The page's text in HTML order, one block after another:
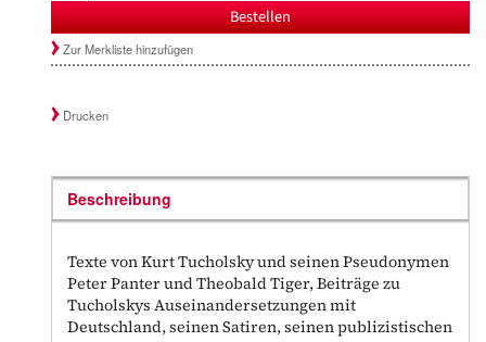
Bestellen
Zur Merkliste hinzufügen
Drucken
Beschreibung
Texte von Kurt Tucholsky und seinen Pseudonymen
Peter Panter und Theobald Tiger, Beiträge zu
Tucholskys Auseinandersetzungen mit
Deutschland, seinen Satiren, seinen publizistischen